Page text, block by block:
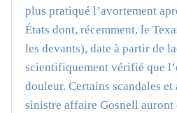
plus pratiqué l’avortement
États dont, récemment, le
les devants), date à partir de
scientifiquement vérifié que
douleur. Certains scandales et
sinistre affaire Gosnell auront